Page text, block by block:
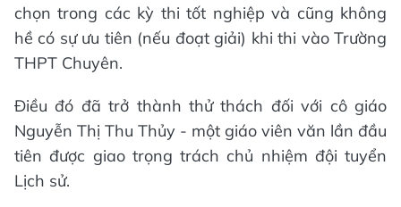
chọn trong các kỳ thi tốt nghiệp và cũng không
hề có sự ưu tiên (nếu đoạt giải) khi thi vào Trường
THPT Chuyên.
Điều đó đã trở thành thử thách đối với cô giáo
Nguyễn Thị Thu Thủy - một giáo viên văn lần đầu
tiên được giao trọng trách chủ nhiệm đội tuyển
Lịch sử.